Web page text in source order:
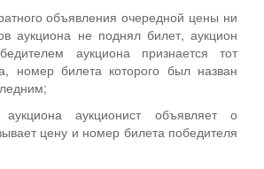
объявления очередной цены ни
аукциона не поднял билет, аукцион
аукциона признается тот
номер билета которого был назван
аукционист объявляет о
цену и номер билета победителя